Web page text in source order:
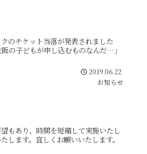
のチケット当落が発表されました
の子どもが申し込むものなんだ…」
2019.06.22
お知らせ
もあり、時間を短縮して実施いたし
します。宜しくお願いいたします。